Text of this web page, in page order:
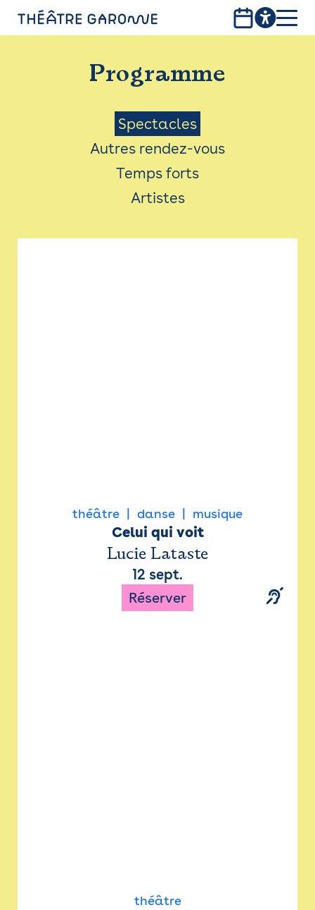
PROGRAMME
INFOS PRATIQUES
AVEC LES PUBLICS
ACCESSIBILITÉ
LES PRODUCTIONS
Programme
Menu
Saison
Spectacles
Autres rendez-vous
Temps forts
Artistes
théâtre danse musique
Celui qui voit
Lucie Lataste
12 sept.
Réserver
théâtre